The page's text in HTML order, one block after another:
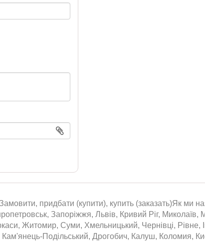
шансів -
за номером
придбати (купити), купить (заказать)Як ми
Запоріжжя, Львів, Кривий Ріг, Миколаїв,
Житомир, Суми, Хмельницький, Чернівці, Рівне,
Подільський, Дрогобич, Калуш, Коломия,